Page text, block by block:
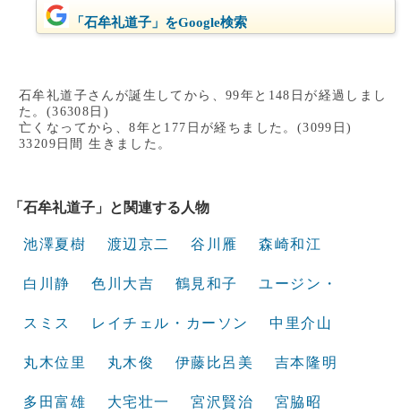
「石牟礼道子」をGoogle検索
石牟礼道子さんが誕生してから、99年と148日が経過しまし
た。(36308日)
亡くなってから、8年と177日が経ちました。(3099日)
33209日間 生きました。
「石牟礼道子」と関連する人物
池澤夏樹 渡辺京二 谷川雁 森崎和江
白川静 色川大吉 鶴見和子 ユージン・
スミス レイチェル・カーソン 中里介山
丸木位里 丸木俊 伊藤比呂美 吉本隆明
多田富雄 大宅壮一 宮沢賢治 宮脇昭